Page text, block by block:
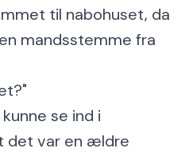
til nabohuset, da
mandsstemme fra
se ind i
det var en ældre